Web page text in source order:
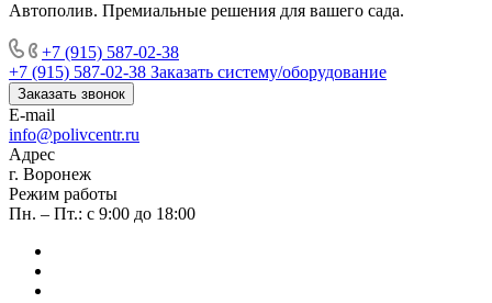
Автополив. Премиальные решения для вашего сада.
+7 (915) 587-02-38
+7 (915) 587-02-38 Заказать систему/оборудование
Заказать звонок
E-mail
info@polivcentr.ru
Адрес
г. Воронеж
Режим работы
Пн. – Пт.: с 9:00 до 18:00